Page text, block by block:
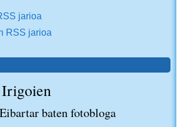
jarioa
RSS jarioa
baten fotobloga